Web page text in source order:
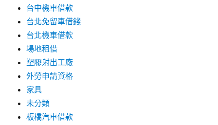
台中機車借款
台北免留車借錢
台北機車借款
場地租借
塑膠射出工廠
外勞申請資格
家具
未分類
板橋汽車借款